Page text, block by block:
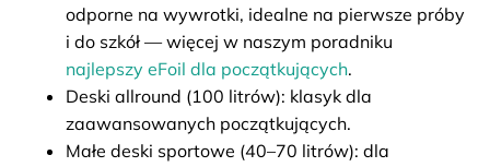
odporne na wywrotki, idealne na pierwsze próby
i do szkół — więcej w naszym poradniku
najlepszy eFoil dla początkujących.
Deski allround (100 litrów): klasyk dla
zaawansowanych początkujących.
Małe deski sportowe (40–70 litrów): dla